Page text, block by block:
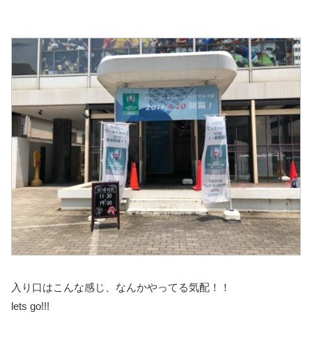
入り口はこんな感じ、なんかやってる気配！！
lets go!!!